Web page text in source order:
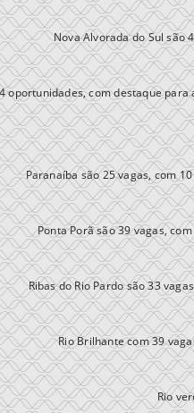
Nova Alvorada do Sul são
oportunidades, com destaque
Paranaíba são 25 vagas, com
Ponta Porã são 39 vagas,
Ribas do Rio Pardo são 33
Rio Brilhante com 39
Rio